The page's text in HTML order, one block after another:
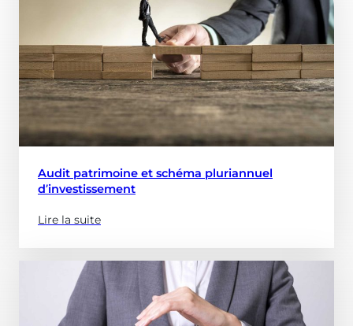
Audit patrimoine et schéma pluriannuel
d’investissement
Lire la suite
(à
propose
patrimoine